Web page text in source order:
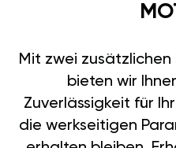
Mit zwei
bieten wir
Zuverlässigkeit für
die werkseitigen